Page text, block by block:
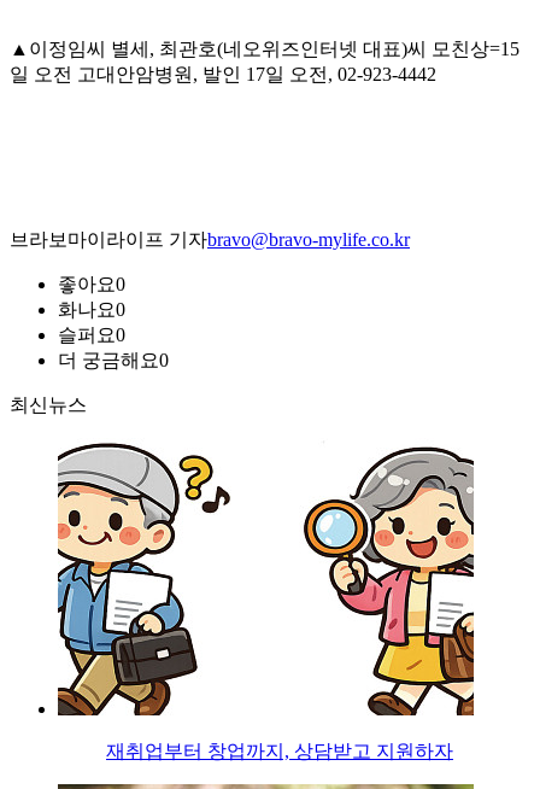
▲이정임씨 별세, 최관호(네오위즈인터넷 대표)씨 모친상=15
일 오전 고대안암병원, 발인 17일 오전, 02-923-4442
브라보마이라이프 기자bravo@bravo-mylife.co.kr
좋아요0
화나요0
슬퍼요0
더 궁금해요0
최신뉴스
재취업부터 창업까지, 상담받고 지원하자